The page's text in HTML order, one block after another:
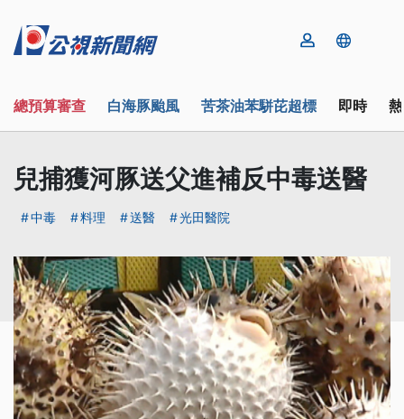
總預算審查 白海豚颱風 苦茶油苯駢芘超標 即時
兒捕獲河豚送父進補反中毒送醫
中毒 料理 送醫 光田醫院